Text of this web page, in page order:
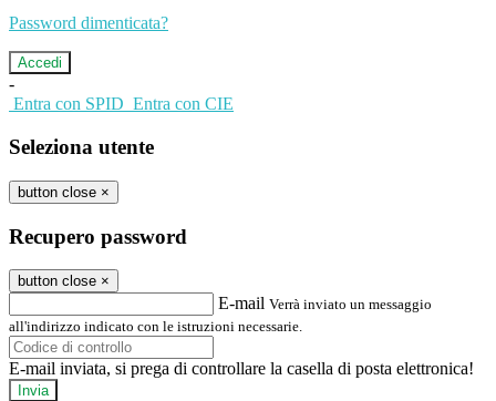
Password dimenticata?
-
Entra con SPID Entra con CIE
Seleziona utente
button close ×
Recupero password
button close ×
E-mail Verrà inviato un messaggio
all'indirizzo indicato con le istruzioni necessarie.
E-mail inviata, si prega di controllare la casella di posta elettronica!